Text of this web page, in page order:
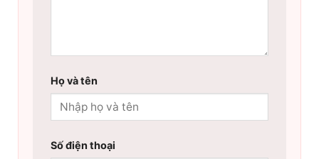
Họ và tên
Số điện thoại